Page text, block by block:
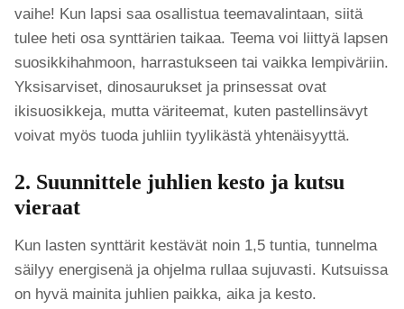
vaihe! Kun lapsi saa osallistua teemavalintaan, siitä
tulee heti osa synttärien taikaa. Teema voi liittyä lapsen
suosikkihahmoon, harrastukseen tai vaikka lempiväriin.
Yksisarviset, dinosaurukset ja prinsessat ovat
ikisuosikkeja, mutta väriteemat, kuten pastellinsävyt
voivat myös tuoda juhliin tyylikästä yhtenäisyyttä.
2. Suunnittele juhlien kesto ja kutsu
vieraat
Kun lasten synttärit kestävät noin 1,5 tuntia, tunnelma
säilyy energisenä ja ohjelma rullaa sujuvasti. Kutsuissa
on hyvä mainita juhlien paikka, aika ja kesto.